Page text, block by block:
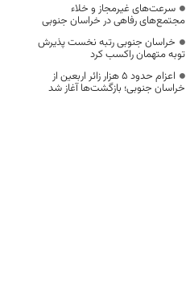
سرعت‌های غیرمجاز و خلاء
مجتمع‌های رفاهی در خراسان جنوبی
خراسان جنوبی رتبه نخست پذیرش
توبه متهمان راکسب کرد
اعزام حدود 5 هزار زائر اربعین از
خراسان جنوبی؛ بازگشت‌ها آغاز شد